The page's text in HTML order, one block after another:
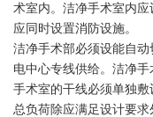
术室内。洁净手术室内
应同时设置消防设施。
洁净手术部必须设能自
电中心专线供给。洁净
手术室的干线必须单独
总负荷除应满足设计要